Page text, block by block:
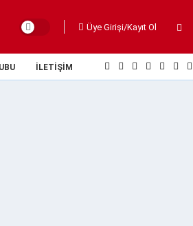
Üye Girişi/Kayıt Ol
İLETIŞIM